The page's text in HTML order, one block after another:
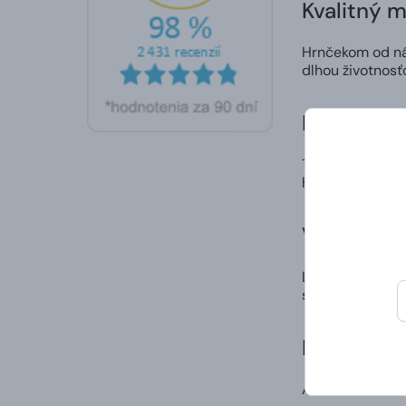
Kvalitný
Hrnčekom od
dlhou
Precízne
Tlač
hrnčeka
Vlastný
Ľahko a rýchlo
spôsob, ako
Doručenie
A to vrátane